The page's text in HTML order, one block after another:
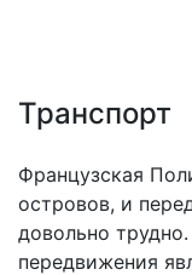
Транспорт
Французская
островов, и
довольно
передвижения